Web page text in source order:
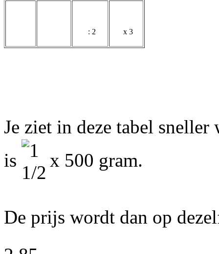
: 2 x 3
Je ziet in deze tabel sneller
is
x 500 gram.
De prijs wordt dan op